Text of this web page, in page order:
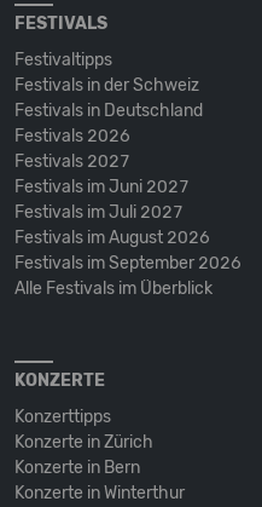
FESTIVALS
Festivaltipps
Festivals in der Schweiz
Festivals in Deutschland
Festivals 2026
Festivals 2027
Festivals im Juni 2027
Festivals im Juli 2027
Festivals im August 2026
Festivals im September 2026
Alle Festivals im Überblick
KONZERTE
Konzerttipps
Konzerte in Zürich
Konzerte in Bern
Konzerte in Winterthur